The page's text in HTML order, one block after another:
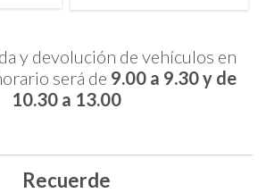
y devolución de vehículos en
será de 9.00 a 9.30 y de
10.30 a 13.00
Recuerde